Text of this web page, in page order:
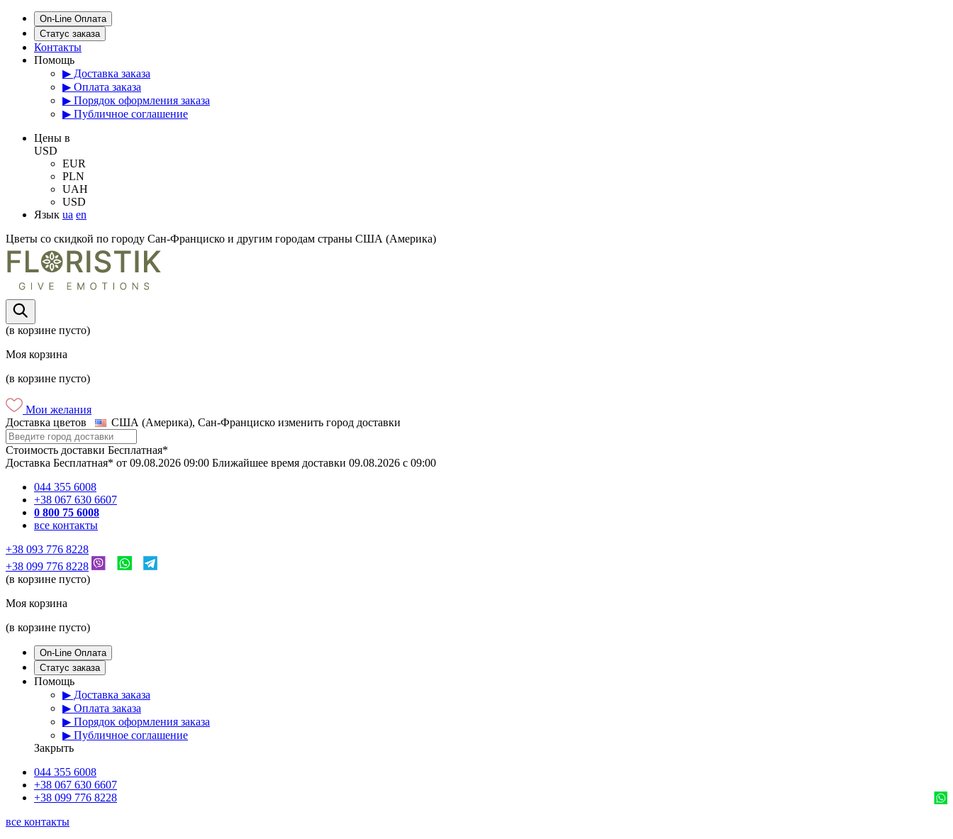
On-Line Оплата
Статус заказа
Контакты
Помощь
▶ Доставка заказа
▶ Оплата заказа
▶ Порядок оформления заказа
▶ Публичное соглашение
Цены в
USD
EUR
PLN
UAH
USD
Язык ua en
Цветы со скидкой по городу Сан-Франциско и другим городам страны США (Америка)
(в корзине пусто)
Моя корзина
(в корзине пусто)
Мои желания
Доставка цветов
США (Америка), Сан-Франциско изменить город доставки
Стоимость доставки Бесплатная*
Доставка Бесплатная* от 09.08.2026 09:00 Ближайшее время доставки 09.08.2026 c 09:00
044 355 6008
+38 067 630 6607
0 800 75 6008
все контакты
+38 093 776 8228
+38 099 776 8228
(в корзине пусто)
Моя корзина
(в корзине пусто)
On-Line Оплата
Статус заказа
Помощь
▶ Доставка заказа
▶ Оплата заказа
▶ Порядок оформления заказа
▶ Публичное соглашение
Закрыть
044 355 6008
+38 067 630 6607
+38 099 776 8228
все контакты